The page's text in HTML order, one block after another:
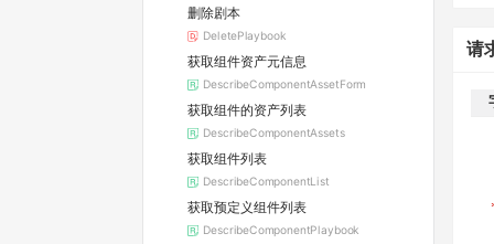
删除剧本
DeletePlaybook
获取组件资产元信息
DescribeComponentAssetForm
获取组件的资产列表
DescribeComponentAssets
获取组件列表
DescribeComponentList
获取预定义组件列表
DescribeComponentPlaybook
请